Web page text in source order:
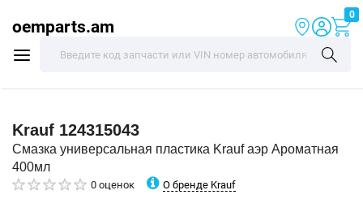
oemparts.am
0
Krauf 124315043
Смазка универсальная пластика Krauf аэр Ароматная
400мл
0 оценок О бренде Krauf